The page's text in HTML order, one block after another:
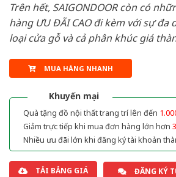
Trên hết, SAIGONDOOR còn có
hàng ƯU ĐÃI CAO đi kèm với sự đa
loại cửa gỗ và cả phân khúc giá
MUA HÀNG NHANH
Khuyến mại
Quà tặng đồ nội thất trang trí lên đến
Giảm trực tiếp khi mua đơn hàng lớn hơn
Nhiều ưu đãi lớn khi đăng ký tài khoản
TẢI BẢNG GIÁ ĐĂNG KÝ